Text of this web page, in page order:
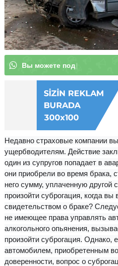
Вы
Недавно страховые компании
ущербводителям. Действие
один из супругов попадает в
они приобрели во время брака,
него сумму, уплаченную другой
произойти суброгация, когда
свидетельством о браке?
не имеющее права управлять
алкогольного опьянения,
произойти суброгация. Однако,
автомобилем, приобретенным
доверенности, вопрос о